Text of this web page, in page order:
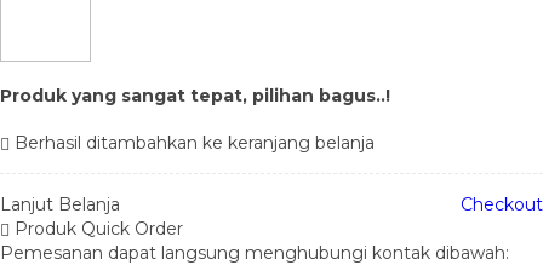
Produk yang sangat tepat, pilihan bagus..!
Berhasil ditambahkan ke keranjang belanja
Lanjut Belanja
Checkout
Produk Quick Order
Pemesanan dapat langsung menghubungi kontak dibawah: